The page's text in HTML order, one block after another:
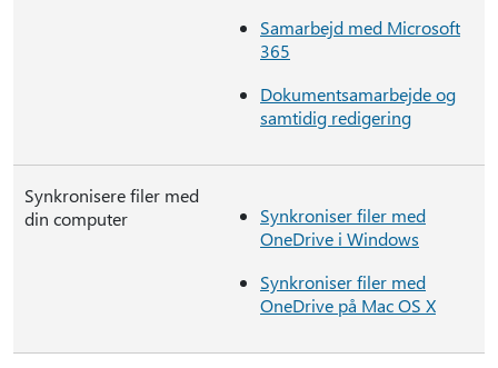
Samarbejd med Microsoft
365
Dokumentsamarbejde og
samtidig redigering
Synkronisere filer med
din computer
Synkroniser filer med
OneDrive i Windows
Synkroniser filer med
OneDrive på Mac OS X